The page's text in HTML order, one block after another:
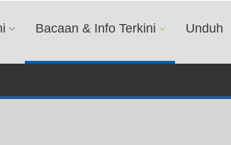
Bacaan & Info Terkini Unduh